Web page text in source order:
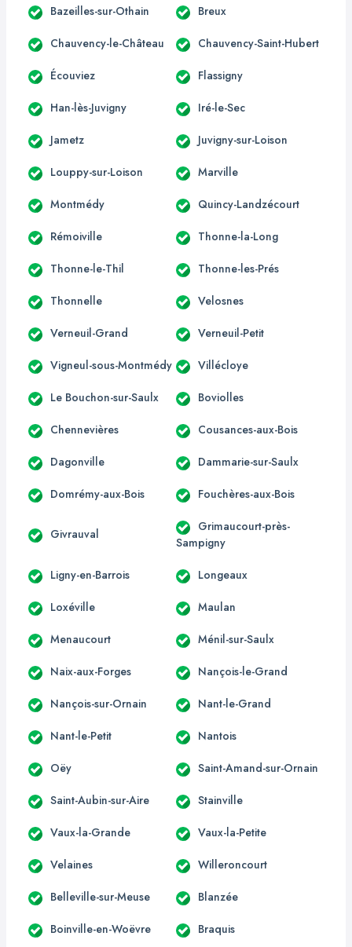
Bazeilles-sur-Othain Breux
Chauvency-le-Château Chauvency-Saint-Hubert
Écouviez Flassigny
Han-lès-Juvigny Iré-le-Sec
Jametz Juvigny-sur-Loison
Louppy-sur-Loison Marville
Montmédy Quincy-Landzécourt
Rémoiville Thonne-la-Long
Thonne-le-Thil Thonne-les-Prés
Thonnelle Velosnes
Verneuil-Grand Verneuil-Petit
Vigneul-sous-Montmédy Villécloye
Le Bouchon-sur-Saulx Boviolles
Chennevières Cousances-aux-Bois
Dagonville Dammarie-sur-Saulx
Domrémy-aux-Bois Fouchères-aux-Bois
Givrauval
Grimaucourt-près-
Sampigny
Ligny-en-Barrois Longeaux
Loxéville Maulan
Menaucourt Ménil-sur-Saulx
Naix-aux-Forges Nançois-le-Grand
Nançois-sur-Ornain Nant-le-Grand
Nant-le-Petit Nantois
Oëy Saint-Amand-sur-Ornain
Saint-Aubin-sur-Aire Stainville
Vaux-la-Grande Vaux-la-Petite
Velaines Willeroncourt
Belleville-sur-Meuse Blanzée
Boinville-en-Woëvre Braquis